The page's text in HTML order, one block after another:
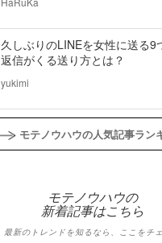
久しぶりのLINEを女性に送る9
返信がくる送り方とは？
yukimi
モテノウハウの人気記事ラン
モテノウハウの
新着記事はこちら
最新のトレンドを知るなら、ここをチ